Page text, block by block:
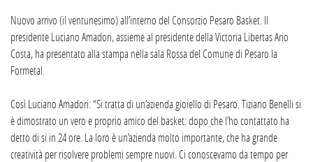
Nuovo arrivo (il ventunesimo) all’interno del Consorzio Pesaro Basket. Il
presidente Luciano Amadori, assieme al presidente della Victoria Libertas Ario
Costa, ha presentato alla stampa nella sala Rossa del Comune di Pesaro la
Formetal.
Così Luciano Amadori: “Si tratta di un’azienda gioiello di Pesaro. Tiziano Benelli si
è dimostrato un vero e proprio amico del basket: dopo che l’ho contattato ha
detto di si in 24 ore. La loro è un’azienda molto importante, che ha grande
creatività per risolvere problemi sempre nuovi. Ci conoscevamo da tempo per